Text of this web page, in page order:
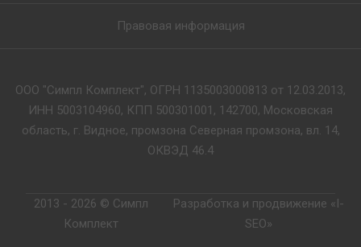
Правовая информация
ООО "Симпл Комплект", ОГРН 1135003000813 от 12.03.2013,
ИНН 5003104960, КПП 500301001, 142700, Московская
область, г. Видное, промзона Северная промзона, вл. 14,
ОКВЭД 46.4
2013 - 2026 © Симпл
Комплект
Разработка и продвижение «I-
SEO»